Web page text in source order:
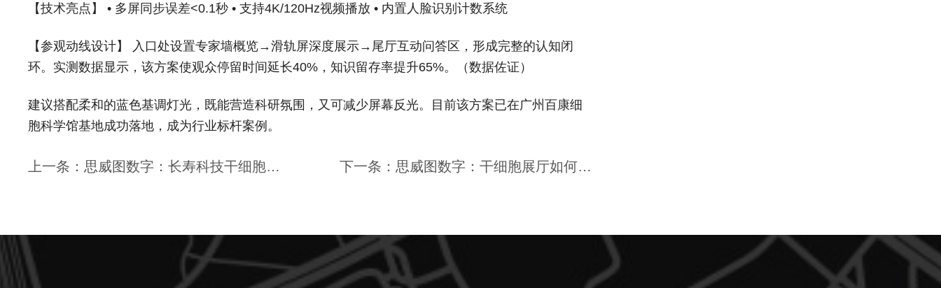
【技术亮点】 • 多屏同步误差<0.1秒 • 支持4K/120Hz视频播放 • 内置人脸识别计数系统
【参观动线设计】 入口处设置专家墙概览→滑轨屏深度展示→尾厅互动问答区，形成完整的认知闭
环。实测数据显示，该方案使观众停留时间延长40%，知识留存率提升65%。（数据佐证）
建议搭配柔和的蓝色基调灯光，既能营造科研氛围，又可减少屏幕反光。目前该方案已在广州百康细
胞科学馆基地成功落地，成为行业标杆案例。
上一条：思威图数字：长寿科技干细胞科普馆—用数字艺术打开生命密码 下一条：思威图数字：干细胞展厅如何用“沉浸式体验”打开客户钱包？